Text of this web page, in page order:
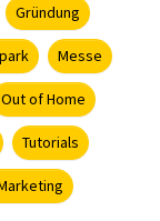
Gründung
Messe
Out of Home
Tutorials